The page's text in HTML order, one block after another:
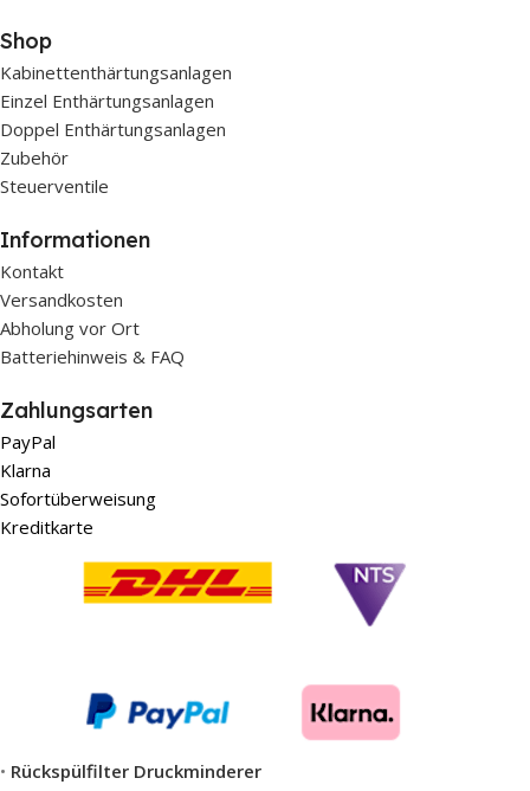
Shop
Kabinettenthärtungsanlagen
Einzel Enthärtungsanlagen
Doppel Enthärtungsanlagen
Zubehör
Steuerventile
Informationen
Kontakt
Versandkosten
Abholung vor Ort
Batteriehinweis & FAQ
Zahlungsarten
PayPal
Klarna
Sofortüberweisung
Kreditkarte
• Rückspülfilter Druckminderer